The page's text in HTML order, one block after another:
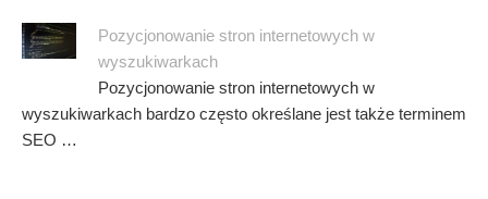
Pozycjonowanie stron internetowych w
wyszukiwarkach
Pozycjonowanie stron internetowych w
wyszukiwarkach bardzo często określane jest także terminem
SEO …